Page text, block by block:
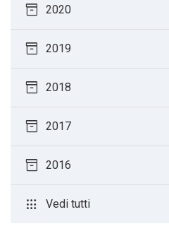
inventory_2 2020
inventory_2 2019
inventory_2 2018
inventory_2 2017
inventory_2 2016
apps Vedi tutti